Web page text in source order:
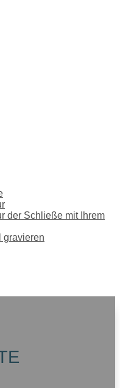
der Schließe mit Ihrem
gravieren